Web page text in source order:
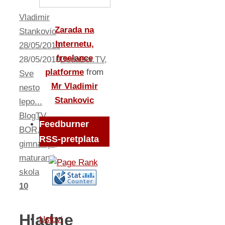
Vladimir
Stankovic
28/05/2010
28/05/2010DedaBor.TV,
Sve
nesto
lepo...
BlogTV,
BOR,
gimnazija,
maturanti,
skola
10
Hladne
Zarada na
Internetu,
freelance
platforme from
Mr Vladimir
Stankovic
Feedburner
RSS-pretplata
Uslovi